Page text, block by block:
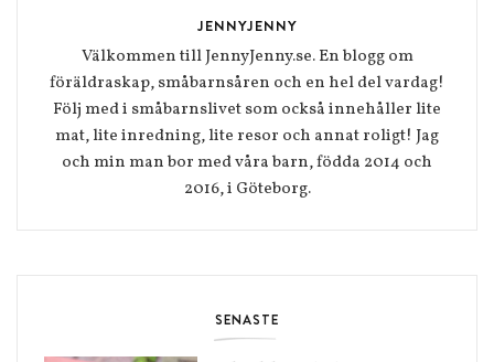
JENNYJENNY
Välkommen till JennyJenny.se. En blogg om
föräldraskap, småbarnsåren och en hel del vardag!
Följ med i småbarnslivet som också innehåller lite
mat, lite inredning, lite resor och annat roligt! Jag
och min man bor med våra barn, födda 2014 och
2016, i Göteborg.
SENASTE